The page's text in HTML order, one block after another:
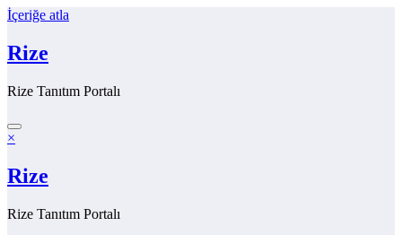
İçeriğe atla
Rize
Rize Tanıtım Portalı
×
Rize
Rize Tanıtım Portalı